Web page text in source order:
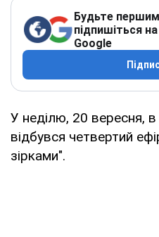
Будьте
підпишіться
Google
У неділю, 20 вересня, в
відбувся четвертий
зірками".